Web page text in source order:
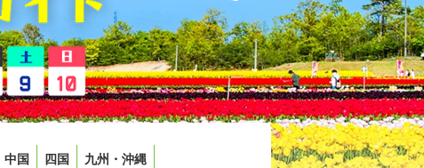
中国 四国 九州・沖縄